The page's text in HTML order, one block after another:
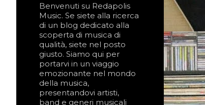
Benvenuti su Redapolis
Music. Se siete alla ricerca
di un blog dedicato alla
scoperta di musica di
qualità, siete nel posto
giusto. Siamo qui per
portarvi in un viaggio
emozionante nel mondo
della musica,
presentandovi artisti,
band e generi musicali